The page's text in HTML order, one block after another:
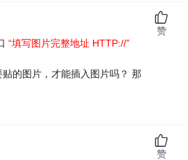
“填写图片完整地址 HTTP://”
的图片，才能插入图片吗？ 那
赞
赞